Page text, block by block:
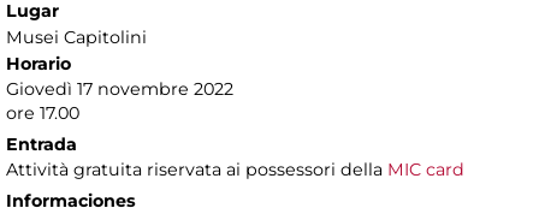
Lugar
Musei Capitolini
Horario
Giovedì 17 novembre 2022
ore 17.00
Entrada
Attività gratuita riservata ai possessori della MIC card
Informaciones